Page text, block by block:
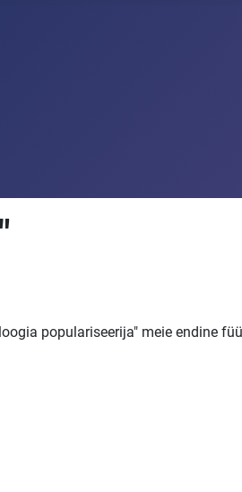
populariseerija" meie endine